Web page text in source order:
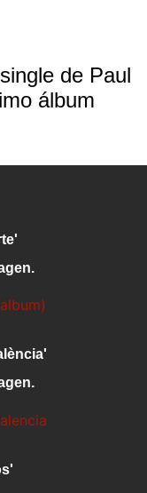
de Paul
álbum